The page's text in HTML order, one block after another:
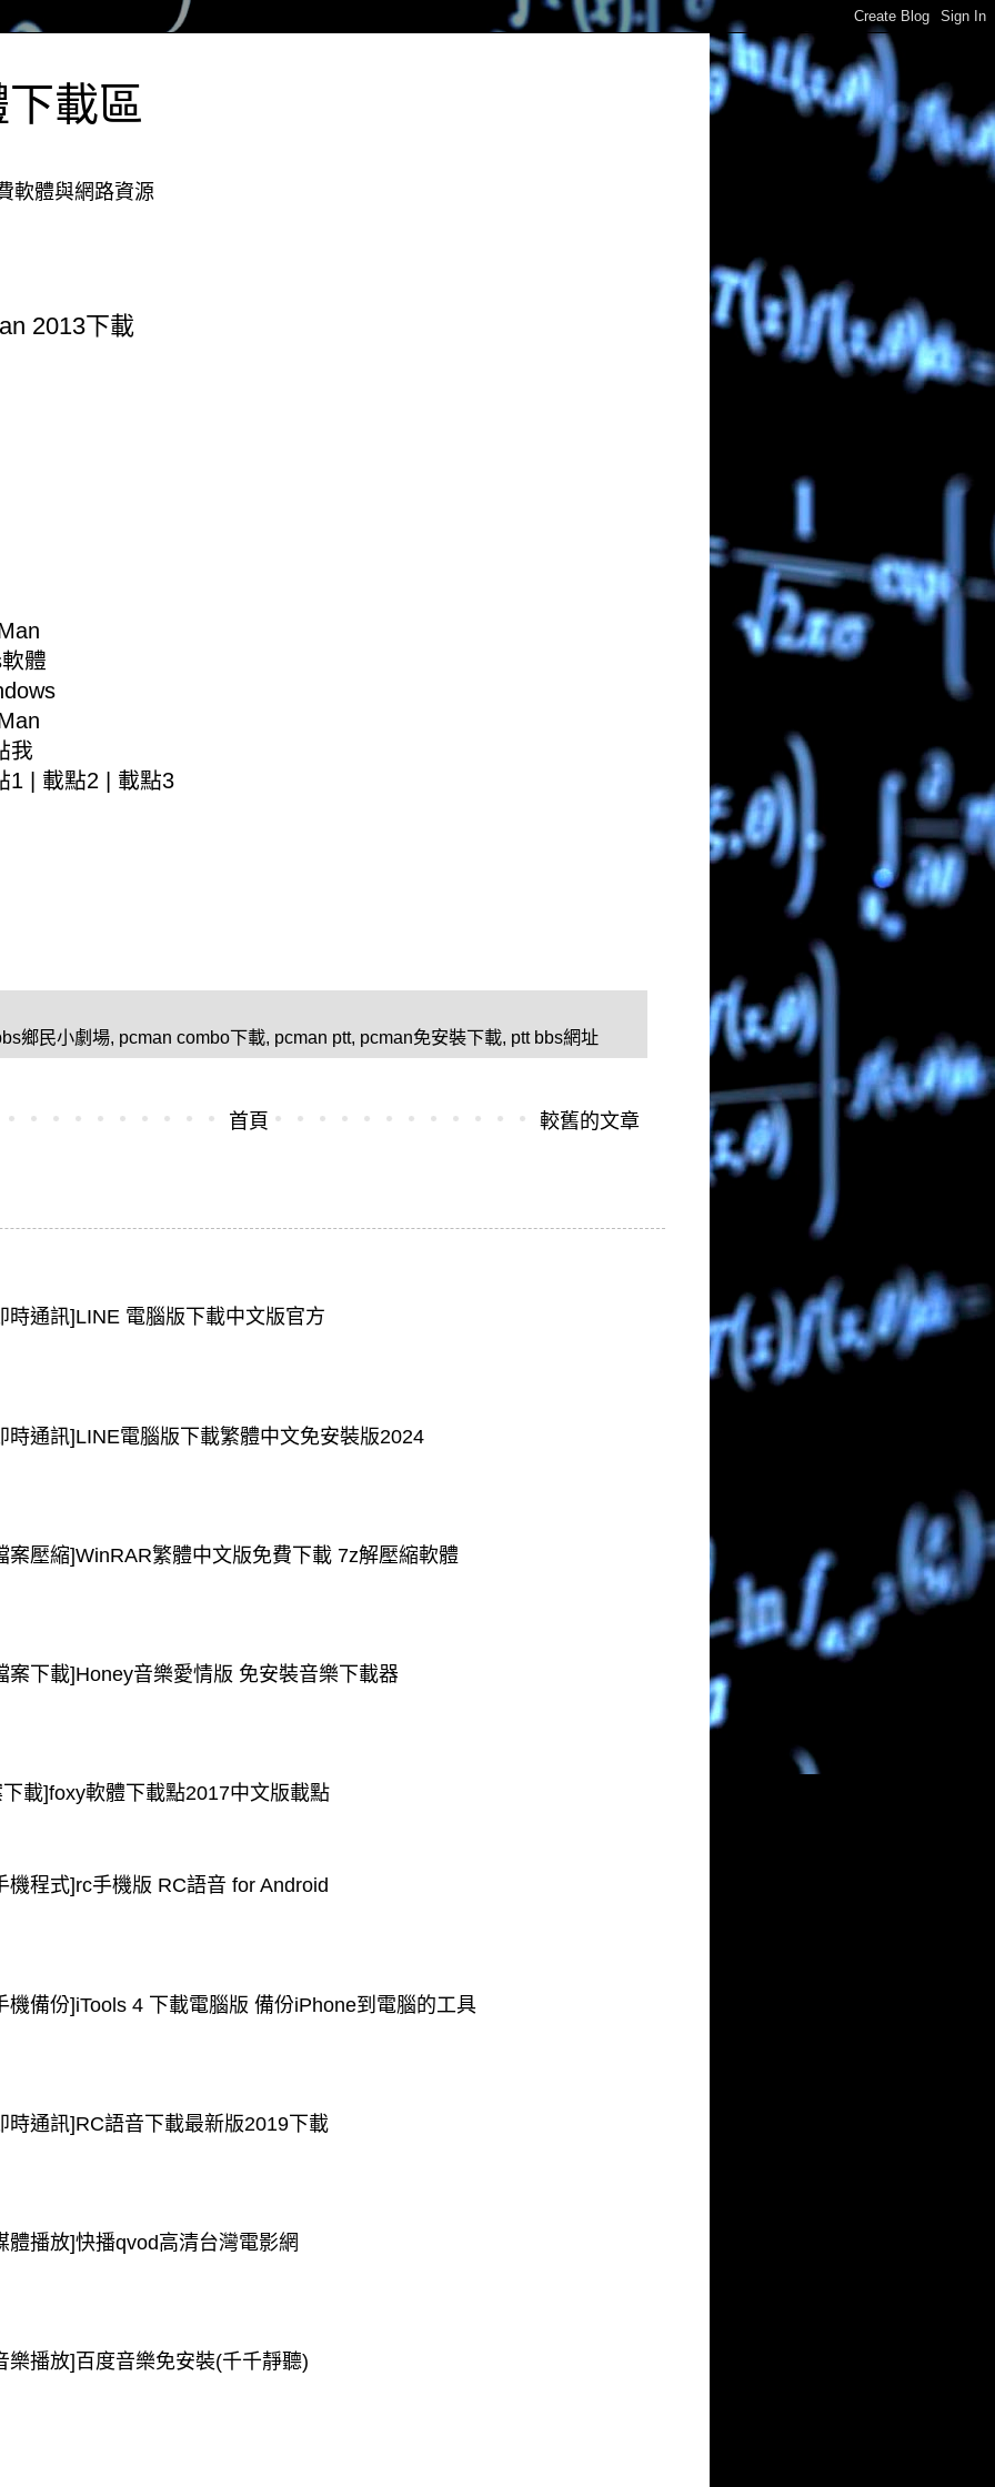
載區
軟體與網路資源
2013下載
體
我
1
載點2 載點3
鄉民小劇場, pcman combo下載, pcman ptt, pcman免安裝下載, ptt bbs網址
較舊的文章
首頁
時通訊]LINE 電腦版下載中文版官方
時通訊]LINE電腦版下載繁體中文免安裝版2024
案壓縮]WinRAR繁體中文版免費下載 7z解壓縮軟體
案下載]Honey音樂愛情版 免安裝音樂下載器
載]foxy軟體下載點2017中文版載點
機程式]rc手機版 RC語音 for Android
機備份]iTools 4 下載電腦版 備份iPhone到電腦的工具
時通訊]RC語音下載最新版2019下載
體播放]快播qvod高清台灣電影網
樂播放]百度音樂免安裝(千千靜聽)